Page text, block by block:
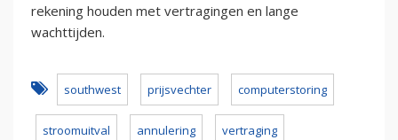
rekening houden met vertragingen en lange
wachttijden.
southwest prijsvechter computerstoring
stroomuitval annulering vertraging